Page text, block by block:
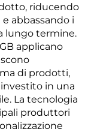
riducendo
abbassando i
lungo termine.
applicano
di prodotti,
in una
La tecnologia
produttori